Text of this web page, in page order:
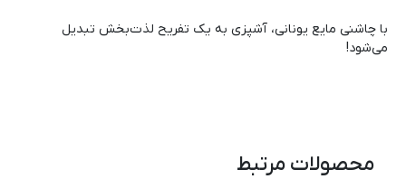
با چاشنی مایع یونانی، آشپزی به یک تفریح لذت‌بخش تبدیل
می‌شود!
محصولات مرتبط